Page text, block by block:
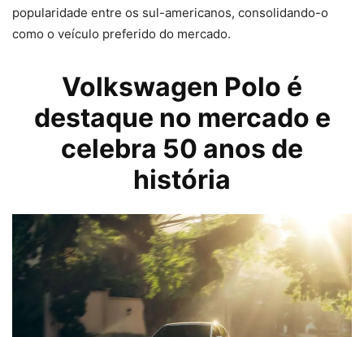
popularidade entre os sul-americanos, consolidando-o
como o veículo preferido do mercado.
Volkswagen Polo é
destaque no mercado e
celebra 50 anos de
história